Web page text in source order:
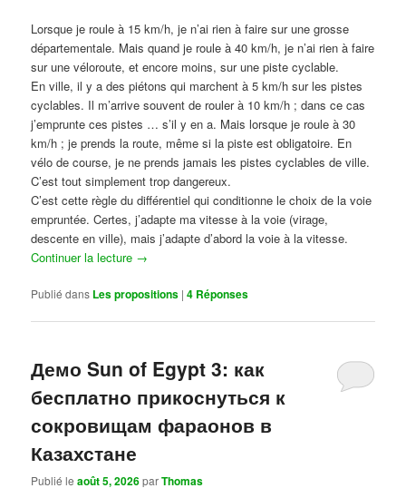
Lorsque je roule à 15 km/h, je n’ai rien à faire sur une grosse
départementale. Mais quand je roule à 40 km/h, je n’ai rien à faire
sur une véloroute, et encore moins, sur une piste cyclable.
En ville, il y a des piétons qui marchent à 5 km/h sur les pistes
cyclables. Il m’arrive souvent de rouler à 10 km/h ; dans ce cas
j’emprunte ces pistes … s’il y en a. Mais lorsque je roule à 30
km/h ; je prends la route, même si la piste est obligatoire. En
vélo de course, je ne prends jamais les pistes cyclables de ville.
C’est tout simplement trop dangereux.
C’est cette règle du différentiel qui conditionne le choix de la voie
empruntée. Certes, j’adapte ma vitesse à la voie (virage,
descente en ville), mais j’adapte d’abord la voie à la vitesse.
Continuer la lecture →
Publié dans Les propositions |4 Réponses
Демо Sun of Egypt 3: как
бесплатно прикоснуться к
сокровищам фараонов в
Казахстане
Publié leaoût 5, 2026parThomas